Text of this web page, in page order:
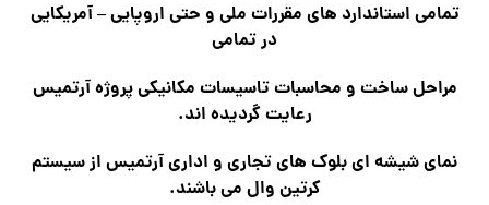
تمامی استاندارد های مقررات ملی و حتی اروپایی – آمریکایی
در تمامی
مراحل ساخت و محاسبات تاسیسات مکانیکی پروژه آرتمیس
رعایت گردیده اند.
نمای شیشه ای بلوک های تجاری و اداری آرتمیس از سیستم
کرتین وال می باشند.